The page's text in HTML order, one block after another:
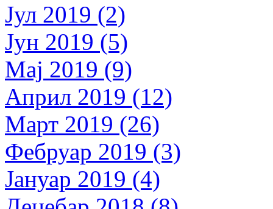
Јул 2019 (2)
Јун 2019 (5)
Мај 2019 (9)
Април 2019 (12)
Март 2019 (26)
Фебруар 2019 (3)
Јануар 2019 (4)